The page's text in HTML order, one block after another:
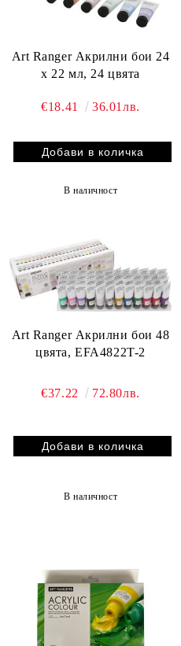
Art Ranger Акрилни бои 24
х 22 мл, 24 цвята
€18.41 36.01лв.
В наличност
Art Ranger Акрилни бои 48
цвята, EFA4822T-2
€37.22 72.80лв.
В наличност